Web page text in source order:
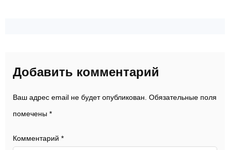
Добавить комментарий
Ваш адрес email не будет опубликован. Обязательные поля
помечены *
Комментарий *